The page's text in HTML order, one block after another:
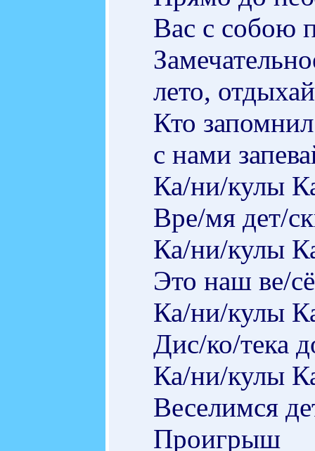
Вас с собою
лето,
Кто
с нами
Ка/ни/кулы
Вре/мя дет/
Ка/ни/кулы
Это наш ве/
Ка/ни/кулы
Дис/ко/тека
Ка/ни/кулы
Веселимся
Проигрыш